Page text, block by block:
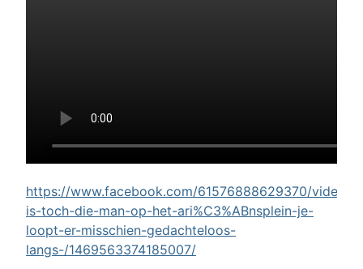
https://www.facebook.com/61576888629370/videos/
is-toch-die-man-op-het-ari%C3%ABnsplein-je-
loopt-er-misschien-gedachteloos-
langs-/1469563374185007/